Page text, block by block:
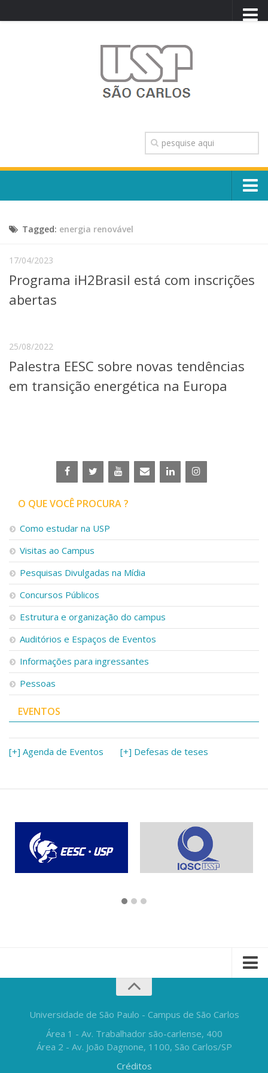
TRANSPARÊNCIA
OUVIDORIA
CONTATO
Escola, Institutos e Órgãos
Núcleos e Comissões
Telefones e Mapas
Educação a distância
Cursos de Extensão
Pesquisa e Inovação
Empresas Juniores
Extensão à Comunidade
Projetos, Programas e Cursos
Artes, Cultura e Esportes
Museus e Espaços Interativos
Serviços
Bibliotecas
Apoio ao Estudante
Segurança, Trânsito e Prevenção
RH, Administrativo e Financeiro
Outros serviços
Comunicação
Assessorias e Mídias
Aplicativos e Sites
Jornal da USP
Agenda de Eventos
Defesa de Teses
Tagged: energia renovável
17/04/2023
Programa iH2Brasil está com inscrições
abertas
25/08/2022
Palestra EESC sobre novas tendências
em transição energética na Europa
O QUE VOCÊ PROCURA ?
Como estudar na USP
Visitas ao Campus
Pesquisas Divulgadas na Mídia
Concursos Públicos
Estrutura e organização do campus
Auditórios e Espaços de Eventos
Informações para ingressantes
Pessoas
EVENTOS
[+] Agenda de Eventos [+] Defesas de teses
Universidade de São Paulo - Campus de São Carlos
Área 1 - Av. Trabalhador são-carlense, 400
Área 2 - Av. João Dagnone, 1100, São Carlos/SP
Créditos